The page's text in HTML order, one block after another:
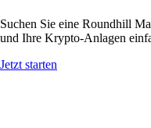
Suchen Sie eine Roundhill
und Ihre Krypto-Anlagen
Jetzt starten